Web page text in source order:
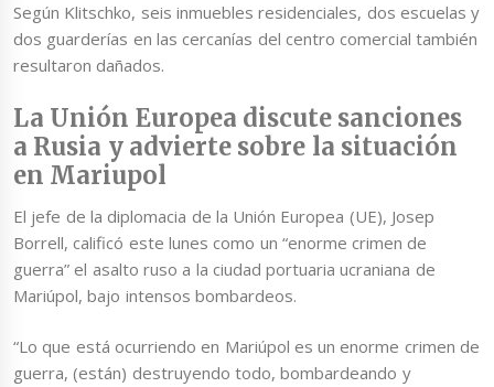
Según Klitschko, seis inmuebles residenciales, dos escuelas y
dos guarderías en las cercanías del centro comercial también
resultaron dañados.
La Unión Europea discute sanciones
a Rusia y advierte sobre la situación
en Mariupol
El jefe de la diplomacia de la Unión Europea (UE), Josep
Borrell, calificó este lunes como un “enorme crimen de
guerra” el asalto ruso a la ciudad portuaria ucraniana de
Mariúpol, bajo intensos bombardeos.
“Lo que está ocurriendo en Mariúpol es un enorme crimen de
guerra, (están) destruyendo todo, bombardeando y